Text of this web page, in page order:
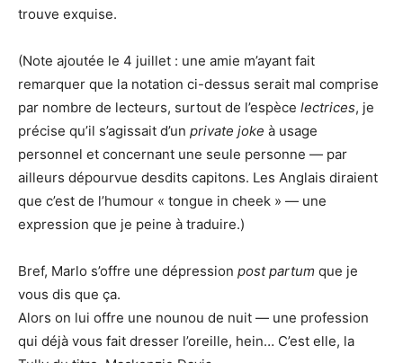
trouve exquise.
(Note ajoutée le 4 juillet : une amie m’ayant fait
remarquer que la notation ci-dessus serait mal comprise
par nombre de lecteurs, surtout de l’espèce lectrices, je
précise qu’il s’agissait d’un private joke à usage
personnel et concernant une seule personne — par
ailleurs dépourvue desdits capitons. Les Anglais diraient
que c’est de l’humour « tongue in cheek » — une
expression que je peine à traduire.)
Bref, Marlo s’offre une dépression post partum que je
vous dis que ça.
Alors on lui offre une nounou de nuit — une profession
qui déjà vous fait dresser l’oreille, hein… C’est elle, la